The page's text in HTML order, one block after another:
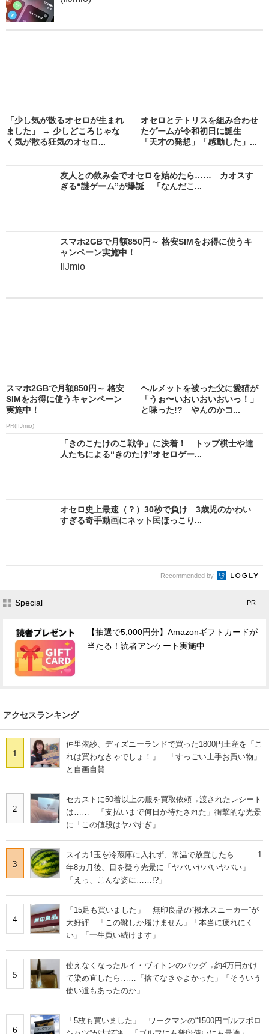
「少し気が散るオセロが生まれ
ました」 → 少しどころじゃな
く気が散る狂気のオセロ...
オセロとテトリスを組み合わせ
たゲームが令和初日に誕生
「天才の発想」「感動した」...
友人との飲み会でオセロを始めたら…… カオスす
ぎる“謎ゲーム”が爆誕 「なんだこ...
スマホ2GBで月額850円～ 格安SIMをお得に使うキ
ャンペーン実施中！
IIJmio
スマホ2GBで月額850円～ 格安
SIMをお得に使うキャンペーン
実施中！
PR(IIJmio)
ヘルメットを被った父に愛猫が
「うぉ〜いおいおいおいっ！」
と喋った!? やんのかコ...
「きのこたけのこ戦争」に決着！ トップ棋士や達
人たちによる“きのたけ”オセロゲー...
オセロ史上最速（？）30秒で負け 3歳児のかわい
すぎる奇手動画にネット民ほっこり...
Recommended by
Special - PR -
【抽選で5,000円分】Amazonギフトカードが
当たる！読者アンケート実施中
アクセスランキング
1
仲里依紗、ディズニーランドで買った1800円土産を「こ
れは買わなきゃでしょ！」 「すっごい上手お買い物」
と自画自賛
2
セカストに50着以上の服を買取依頼→渡されたレシート
は…… 「支払いまで何日か待たされた」衝撃的な光景
に「この値段はヤバすぎ」
3
スイカ1玉を冷蔵庫に入れず、常温で放置したら…… 1
年8カ月後、目を疑う光景に「ヤバいヤバいヤバい」
「えっ、こんな姿に……!?」
4
「15足も買いました」 無印良品の“撥水スニーカー”が
大好評 「この靴しか履けません」「本当に疲れにく
い」「一生買い続けます」
5
使えなくなったルイ・ヴィトンのバッグ→約4万円かけ
て染め直したら……「捨てなきゃよかった」「そういう
使い道もあったのか」
6
「5枚も買いました」 ワークマンの“1500円ゴルフポロ